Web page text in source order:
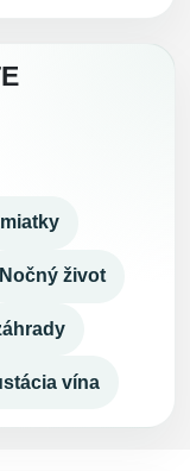
Nočný život
vína